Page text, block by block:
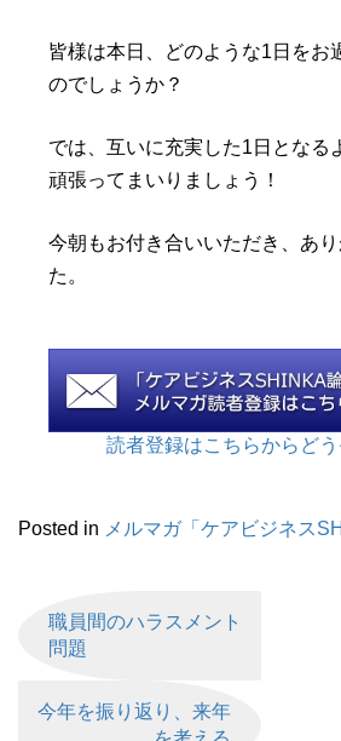
皆様は本日、どのような1日をお
のでしょうか？
では、互いに充実した1日となる
頑張ってまいりましょう！
今朝もお付き合いいただき、あ
た。
読者登録はこちらからどう
Posted in メルマガ「ケアビジネス
職員間のハラスメント
問題
今年を振り返り、来年